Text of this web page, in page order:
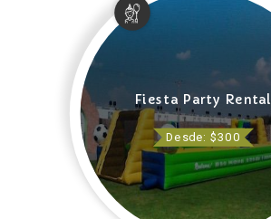
Fiesta Party Rental
Desde: $300